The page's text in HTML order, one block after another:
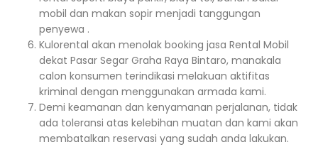
mobil dan makan sopir menjadi tanggungan
penyewa .
Kulorental akan menolak booking jasa Rental Mobil
dekat Pasar Segar Graha Raya Bintaro, manakala
calon konsumen terindikasi melakuan aktifitas
kriminal dengan menggunakan armada kami.
Demi keamanan dan kenyamanan perjalanan, tidak
ada toleransi atas kelebihan muatan dan kami akan
membatalkan reservasi yang sudah anda lakukan.